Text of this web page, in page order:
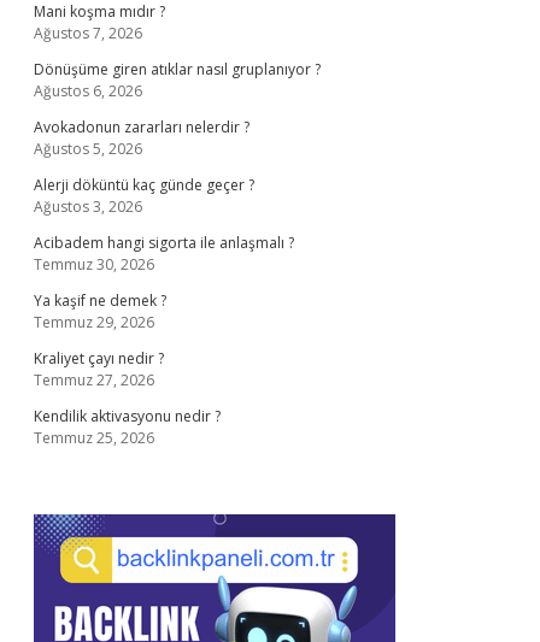
Mani koşma mıdır ?
Ağustos 7, 2026
Dönüşüme giren atıklar nasıl gruplanıyor ?
Ağustos 6, 2026
Avokadonun zararları nelerdir ?
Ağustos 5, 2026
Alerji döküntü kaç günde geçer ?
Ağustos 3, 2026
Acibadem hangi sigorta ile anlaşmalı ?
Temmuz 30, 2026
Ya kaşif ne demek ?
Temmuz 29, 2026
Kraliyet çayı nedir ?
Temmuz 27, 2026
Kendilik aktivasyonu nedir ?
Temmuz 25, 2026